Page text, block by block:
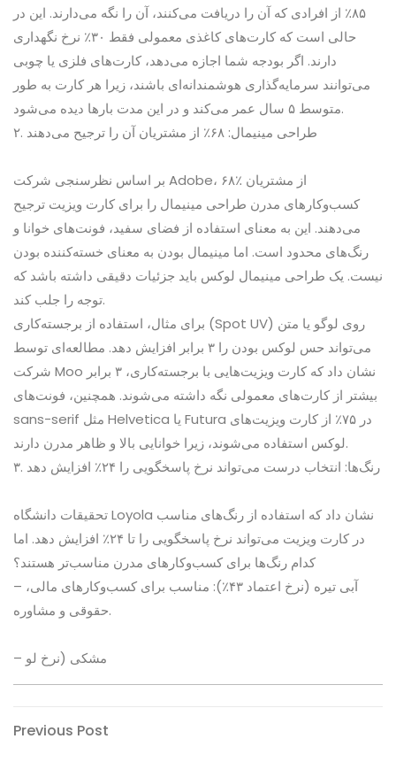
۸۵٪ از افرادی که آن را دریافت می‌کنند، آن را نگه می‌دارند. این در
حالی است که کارت‌های کاغذی معمولی فقط ۳۰٪ نرخ نگهداری
دارند. اگر بودجه شما اجازه می‌دهد، کارت‌های فلزی یا چوبی
می‌توانند سرمایه‌گذاری هوشمندانه‌ای باشند، زیرا هر کارت به طور
متوسط ۵ سال عمر می‌کند و در این مدت بارها دیده می‌شود.
۲. طراحی مینیمال: ۶۸٪ از مشتریان آن را ترجیح می‌دهند
بر اساس نظرسنجی شرکت Adobe، ۶۸٪ از مشتریان
کسب‌وکارهای مدرن طراحی مینیمال را برای کارت ویزیت ترجیح
می‌دهند. این به معنای استفاده از فضای سفید، فونت‌های خوانا و
رنگ‌های محدود است. اما مینیمال بودن به معنای خسته‌کننده بودن
نیست. یک طراحی مینیمال لوکس باید جزئیات دقیقی داشته باشد که
توجه را جلب کند.
برای مثال، استفاده از برجسته‌کاری (Spot UV) روی لوگو یا متن
می‌تواند حس لوکس بودن را ۳ برابر افزایش دهد. مطالعه‌ای توسط
شرکت Moo نشان داد که کارت ویزیت‌هایی با برجسته‌کاری، ۳ برابر
بیشتر از کارت‌های معمولی نگه داشته می‌شوند. همچنین، فونت‌های
sans-serif مثل Helvetica یا Futura در ۷۵٪ از کارت ویزیت‌های
لوکس استفاده می‌شوند، زیرا خوانایی بالا و ظاهر مدرن دارند.
۳. رنگ‌ها: انتخاب درست می‌تواند نرخ پاسخگویی را ۲۴٪ افزایش دهد
تحقیقات دانشگاه Loyola نشان داد که استفاده از رنگ‌های مناسب
در کارت ویزیت می‌تواند نرخ پاسخگویی را تا ۲۴٪ افزایش دهد. اما
کدام رنگ‌ها برای کسب‌وکارهای مدرن مناسب‌تر هستند؟
– آبی تیره (نرخ اعتماد ۴۳٪): مناسب برای کسب‌وکارهای مالی،
حقوقی و مشاوره.
– مشکی (نرخ لو
Post
Previous
Previous Post